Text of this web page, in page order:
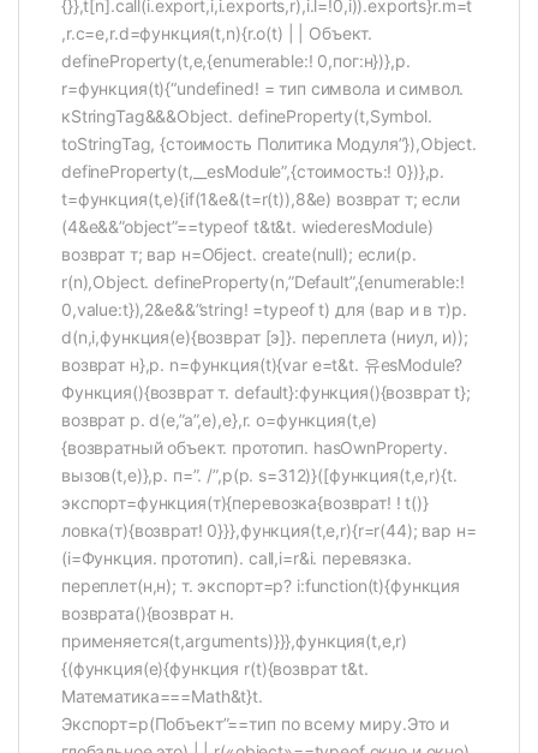
{}},t[n].call(i.export,i,i.exports,r),i.l=!0,i)).exports}r.m=t
,r.c=e,r.d=функция(t,n){r.o(t) | | Объект.
defineProperty(t,e,{enumerable:! 0,пог:н})},р.
r=функция(t){“undefined! = тип символа и символ.
кStringTag&&&Object. defineProperty(t,Symbol.
toStringTag, {стоимость Политика Модуля”}),Object.
defineProperty(t,__esModule”,{стоимость:! 0})},р.
t=функция(t,e){if(1&e&(t=r(t)),8&e) возврат т; если
(4&e&&”object”==typeof t&t&t. wiederesModule)
возврат т; вар н=Обject. create(null); если(р.
r(n),Object. defineProperty(n,”Default”,{enumerable:!
0,value:t}),2&e&&”string! =typeof t) для (вар и в т)р.
d(n,i,функция(e){возврат [э]}. переплета (ниул, и));
возврат н},р. n=функция(t){var e=t&t. 유esModule?
Функция(){возврат т. default}:функция(){возврат t};
возврат р. d(e,”a”,e),e},r. o=функция(t,e)
{возвратный объект. прототип. hasOwnProperty.
вызов(t,e)},р. п=”. /”,р(р. s=312)}([функция(t,e,r){t.
экспорт=функция(т){перевозка{возврат! ! t()}
ловка(т){возврат! 0}}},функция(t,e,r){r=r(44); вар н=
(i=Функция. прототип). call,i=r&i. перевязка.
переплет(н,н); т. экспорт=р? i:function(t){функция
возврата(){возврат н.
применяется(t,arguments)}}},функция(t,e,r)
{(функция(e){функция r(t){возврат t&t.
Математика===Math&t}t.
Экспорт=р(Побъект”==тип по всему миру.Это и